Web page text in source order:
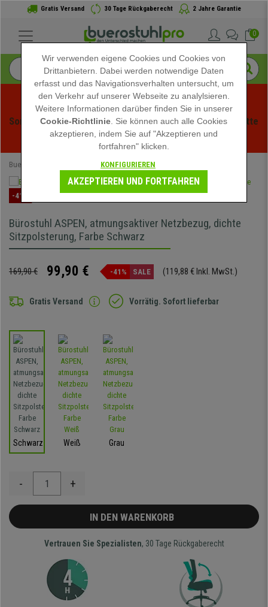
Gratis Versand 30 Tage Rückgaberecht 2 Jahre Garantie
0
Sommerschlussverauf bei buerstuhlpro! Exklusive Rabatte
für kurze Zeit - Aktion ansehen -
Buerostuhlpro Schreibtischstühle
-41%
Bürostuhl ASPEN, atmungsaktiver Netzbezug, dichte
Sitzpolsterung, Farbe Schwarz
169,90 € 99,90 € -41% SALE (119,88 € Inkl. MwSt.)
Gratis Versand Vorrätig. Sofort lieferbar
Schwarz Weiß Grau
- +
IN DEN WARENKORB
Vertrauen Sie Spezialisten, 30 Tage Rückgaberecht
Wir verwenden eigene Cookies und Cookies von
Drittanbietern. Dabei werden notwendige Daten
erfasst und das Navigationsverhalten untersucht, um
den Verkehr auf unserer Webseite zu analylsieren.
Weitere Informationen darüber finden Sie in unserer
Cookie-Richtlinie . Sie können auch alle Cookies
akzeptieren, indem Sie auf "Akzeptieren und
fortfahren" klicken.
KONFIGURIEREN
AKZEPTIEREN UND FORTFAHREN